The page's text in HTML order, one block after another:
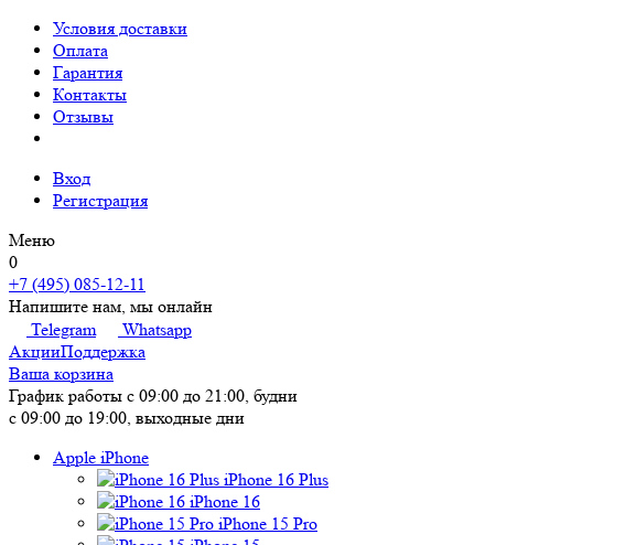
Условия доставки
Оплата
Гарантия
Контакты
Отзывы
Вход
Регистрация
Меню
0
+7 (495) 085-12-11
Напишите нам, мы онлайн
Telegram
Whatsapp
АкцииПоддержка
Ваша корзина
График работы с 09:00 до 21:00, будни
с 09:00 до 19:00, выходные дни
Apple iPhone
iPhone 16 Plus
iPhone 16
iPhone 15 Pro